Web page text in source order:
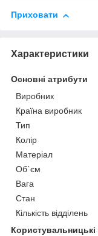
Приховати
Характеристики
Основні атрибути
Виробник
Країна виробник
Тип
Колір
Матеріал
Об`єм
Вага
Стан
Кількість відділень
Користувальницькі